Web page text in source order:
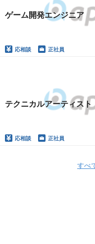
ゲーム開発エンジニア
応相談 正社員
テクニカルアーティスト
応相談 正社員
すべ